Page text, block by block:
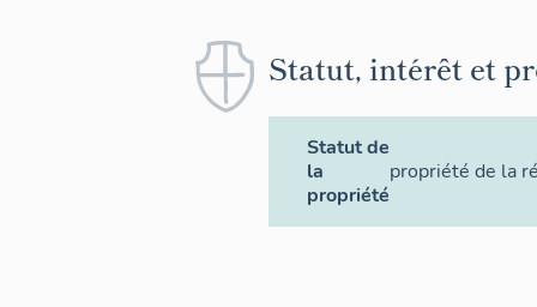
Statut, intérêt et
Statut de
la
propriété
propriété de la